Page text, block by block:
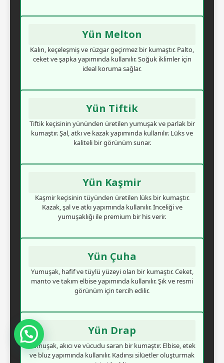
Yün Melton
Kalın, keçeleşmiş ve rüzgar geçirmez bir kumaştır. Palto,
ceket ve şapka yapımında kullanılır. Soğuk iklimler için
ideal koruma sağlar.
Yün Tiftik
Tiftik keçisinin yününden üretilen yumuşak ve parlak bir
kumaştır. Şal, atkı ve kazak yapımında kullanılır. Lüks ve
kaliteli bir görünüm sunar.
Yün Kaşmir
Kaşmir keçisinin tüyünden üretilen lüks bir kumaştır.
Kazak, şal ve atkı yapımında kullanılır. İnceliği ve
yumuşaklığı ile premium bir his verir.
Yün Çuha
Yumuşak, hafif ve tüylü yüzeyi olan bir kumaştır. Ceket,
manto ve takım elbise yapımında kullanılır. Şık ve resmi
görünüm için tercih edilir.
Yün Drap
Yumuşak, akıcı ve vücudu saran bir kumaştır. Elbise, etek
ve bluz yapımında kullanılır. Kadınsı silüetler oluşturmak